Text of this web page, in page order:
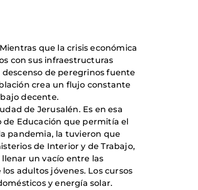
que la crisis económica
con sus infraestructuras
de peregrinos fuente
crea un flujo constante
decente.
de Jerusalén. Es en esa
de Educación que permitía el
pandemia, la tuvieron que
de Interior y de Trabajo,
un vacío entre las
adultos jóvenes. Los cursos
y energía solar.